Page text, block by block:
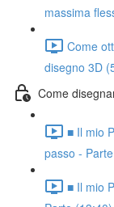
massima
Come
disegno 3D
Come
■ Il mio
passo -
■ Il mio